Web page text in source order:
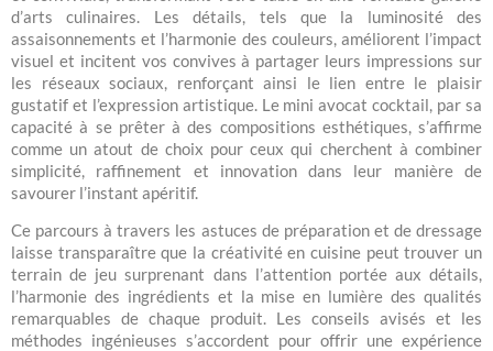
d’arts culinaires. Les détails, tels que la luminosité des
assaisonnements et l’harmonie des couleurs, améliorent l’impact
visuel et incitent vos convives à partager leurs impressions sur
les réseaux sociaux, renforçant ainsi le lien entre le plaisir
gustatif et l’expression artistique. Le mini avocat cocktail, par sa
capacité à se prêter à des compositions esthétiques, s’affirme
comme un atout de choix pour ceux qui cherchent à combiner
simplicité, raffinement et innovation dans leur manière de
savourer l’instant apéritif.
Ce parcours à travers les astuces de préparation et de dressage
laisse transparaître que la créativité en cuisine peut trouver un
terrain de jeu surprenant dans l’attention portée aux détails,
l’harmonie des ingrédients et la mise en lumière des qualités
remarquables de chaque produit. Les conseils avisés et les
méthodes ingénieuses s’accordent pour offrir une expérience